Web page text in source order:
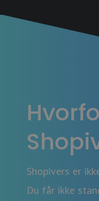
Shopivers er
Du får ikke